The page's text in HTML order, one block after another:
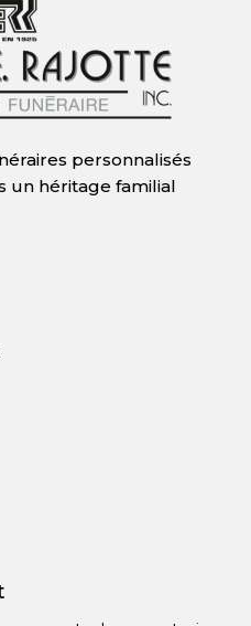
personnalisés
un héritage familial